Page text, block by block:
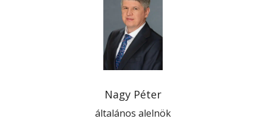
Nagy Péter
általános alelnök